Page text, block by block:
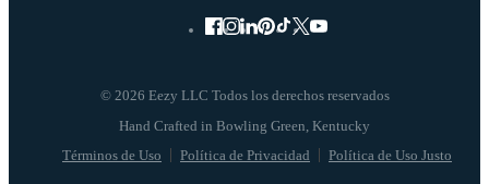
© 2026 Eezy LLC Todos los derechos reservados
Términos de Uso Política de Privacidad Política de Uso Justo